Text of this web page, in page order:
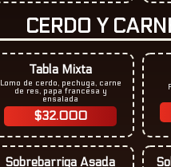
CERDO Y
Tabla Mixta
Lomo de cerdo, pechuga, carne
de res, papa francesa y
ensalada
$32.000
Sobrebarriga Asada